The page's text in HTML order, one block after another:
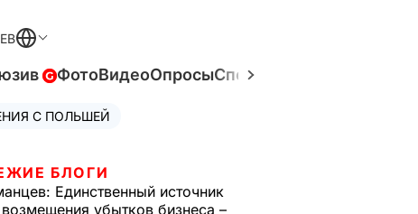
ФотоВидеоОпросыСпецпроекты
С ПОЛЬШЕЙ
БЛОГИ
Единственный источник
убытков бизнеса –